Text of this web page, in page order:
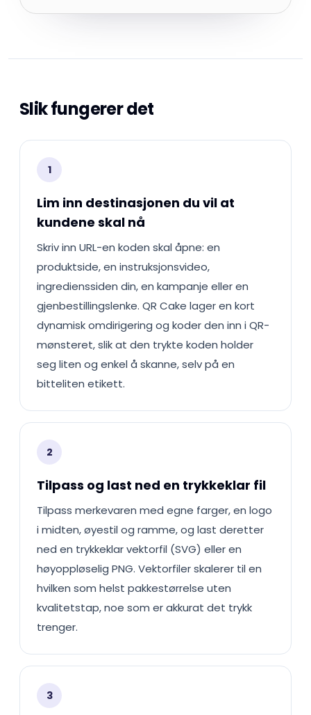
Slik fungerer det
1
Lim inn destinasjonen du vil at
kundene skal nå
Skriv inn URL-en koden skal åpne: en
produktside, en instruksjonsvideo,
ingredienssiden din, en kampanje eller en
gjenbestillingslenke. QR Cake lager en kort
dynamisk omdirigering og koder den inn i QR-
mønsteret, slik at den trykte koden holder
seg liten og enkel å skanne, selv på en
bitteliten etikett.
2
Tilpass og last ned en trykkeklar fil
Tilpass merkevaren med egne farger, en logo
i midten, øyestil og ramme, og last deretter
ned en trykkeklar vektorfil (SVG) eller en
høyoppløselig PNG. Vektorfiler skalerer til en
hvilken som helst pakkestørrelse uten
kvalitetstap, noe som er akkurat det trykk
trenger.
3